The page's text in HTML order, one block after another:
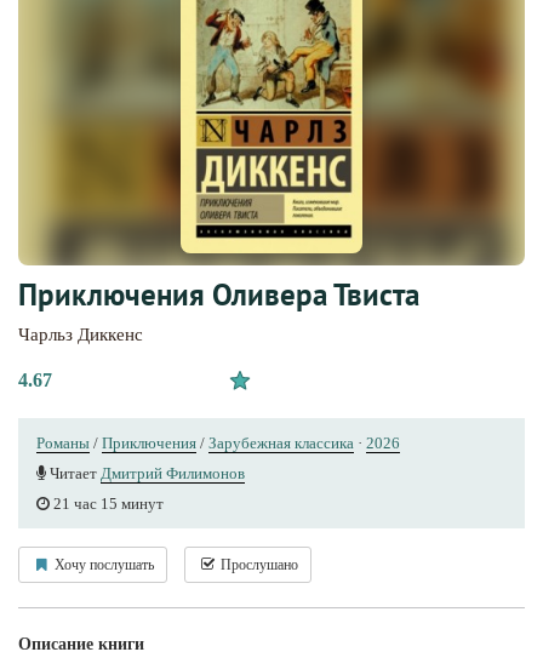
Приключения Оливера Твиста
Чарльз Диккенс
4.67
Романы / Приключения / Зарубежная классика · 2026
Читает Дмитрий Филимонов
21 час 15 минут
Хочу послушать Прослушано
Описание книги